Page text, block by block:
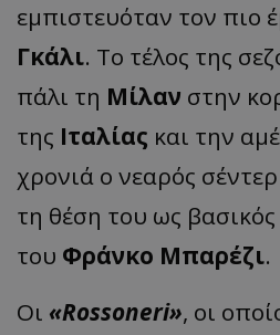
εμπιστευόταν τον πιο
Γκάλι. Το τέλος της
πάλι τη Μίλαν στην
της Ιταλίας και την
χρονιά ο νεαρός
τη θέση του ως
του Φράνκο Μπαρέζι.
Οι «Rossoneri», οι